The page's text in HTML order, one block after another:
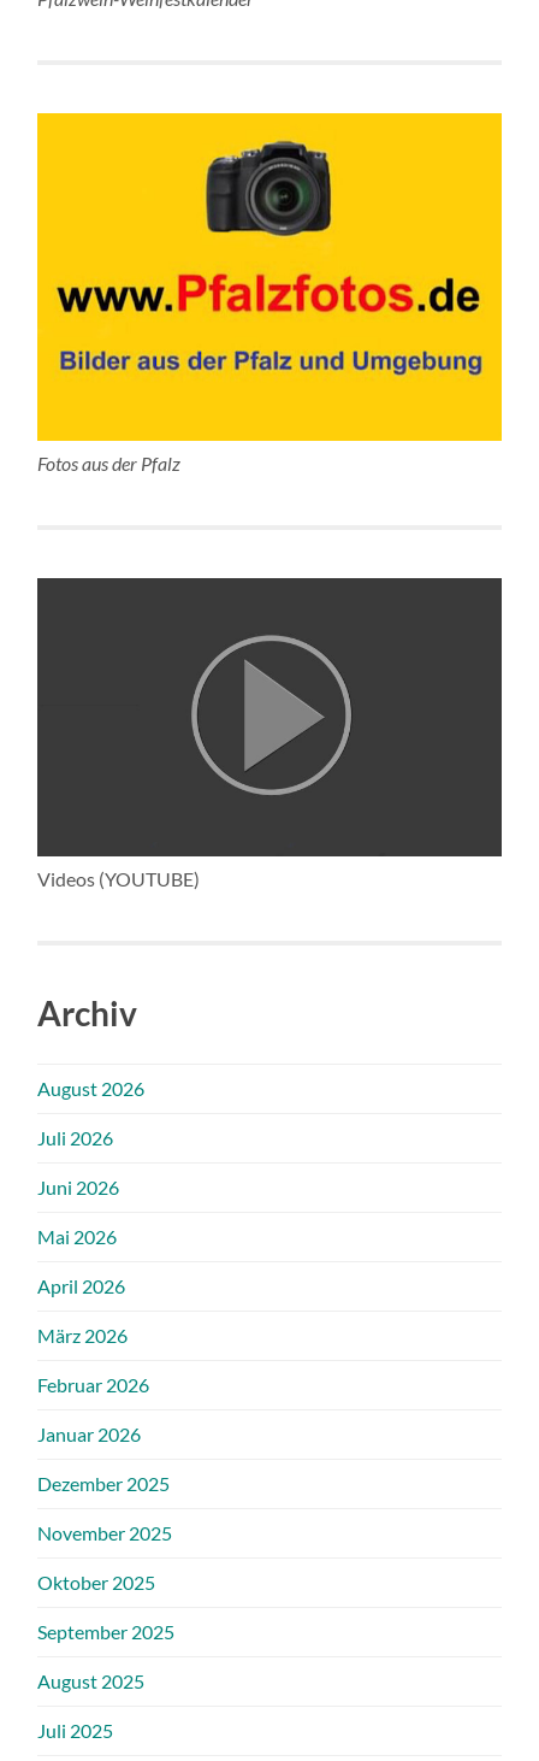
Fotos aus der Pfalz
Videos (YOUTUBE)
Archiv
August 2026
Juli 2026
Juni 2026
Mai 2026
April 2026
März 2026
Februar 2026
Januar 2026
Dezember 2025
November 2025
Oktober 2025
September 2025
August 2025
Juli 2025